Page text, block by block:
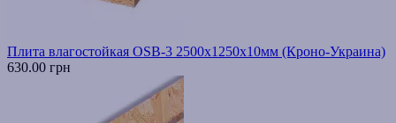
Плита влагостойкая OSB-3 2500х1250х10мм (Кроно-Украина)
630.00 грн